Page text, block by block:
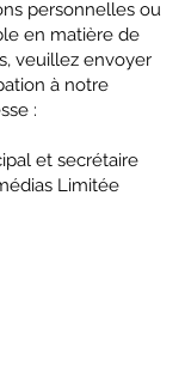
personnelles ou
en matière de
veuillez envoyer
à notre
:
et secrétaire
Limitée